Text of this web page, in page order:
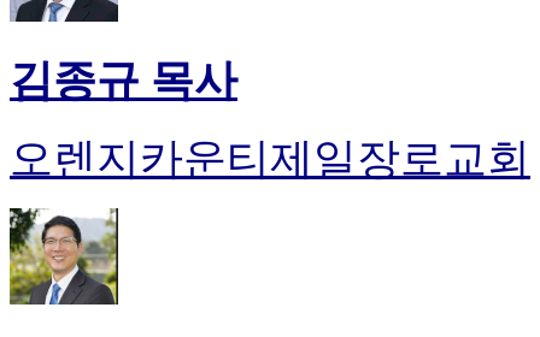
김종규 목사
오렌지카운티제일장로교회